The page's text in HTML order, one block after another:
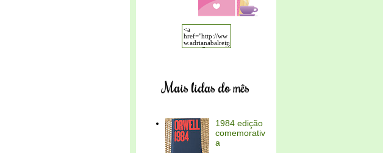
Mais lidas do mês
1984 edição
comemorativ
a